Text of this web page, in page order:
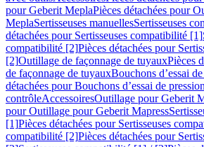
pour Geberit MeplaPièces détachées pour
MeplaSertisseuses manuellesSertisseuses
détachées pour Sertisseuses compatibilité [1]
compatibilité [2]Pièces détachées pour
[2]Outillage de façonnage de tuyauxPièces
de façonnage de tuyauxBouchons d’essai
détachées pour Bouchons d’essai de pression
contrôleAccessoiresOutillage pour Geberit
pour Outillage pour Geberit Mapress
[1]Pièces détachées pour Sertisseuses
compatibilité [2]Pièces détachées pour